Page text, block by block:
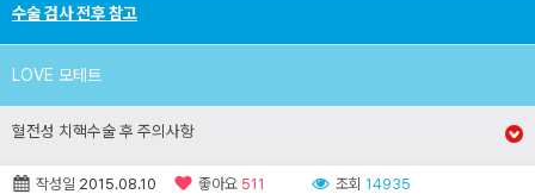
수술 검사 전후 참고
LOVE 모테트
혈전성 치핵수술 후 주의사항
작성일 2015.08.10 좋아요 511 조회 14935